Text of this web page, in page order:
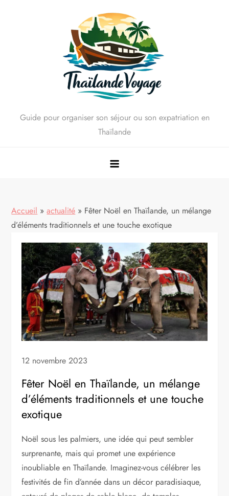
Guide pour organiser son séjour ou son expatriation en
Thaïlande
Accueil » actualité » Fêter Noël en Thaïlande, un mélange
d’éléments traditionnels et une touche exotique
12 novembre 2023
Fêter Noël en Thaïlande, un mélange
d’éléments traditionnels et une touche
exotique
Noël sous les palmiers, une idée qui peut sembler
surprenante, mais qui promet une expérience
inoubliable en Thaïlande. Imaginez-vous célébrer les
festivités de fin d’année dans un décor paradisiaque,